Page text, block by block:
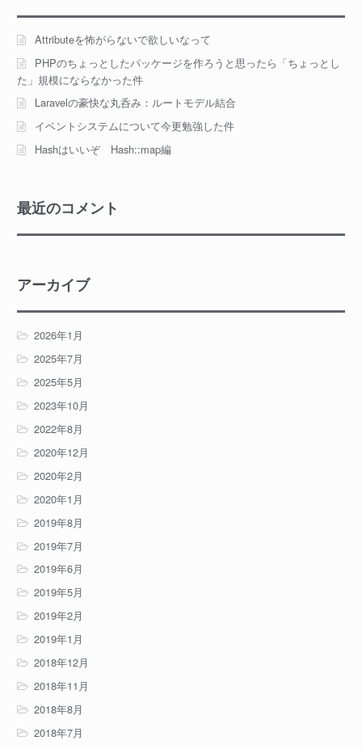
Attributeを怖がらないで欲しいなって
PHPのちょっとしたパッケージを作ろうと思ったら「ちょっとし
た」規模にならなかった件
Laravelの豪快な丸呑み：ルートモデル結合
イベントシステムについて今更勉強した件
Hashはいいぞ Hash::map編
最近のコメント
アーカイブ
2026年1月
2025年7月
2025年5月
2023年10月
2022年8月
2020年12月
2020年2月
2020年1月
2019年8月
2019年7月
2019年6月
2019年5月
2019年2月
2019年1月
2018年12月
2018年11月
2018年8月
2018年7月